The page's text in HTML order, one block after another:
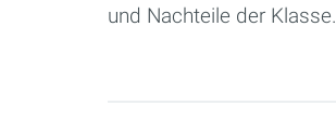
und Nachteile der Klasse.